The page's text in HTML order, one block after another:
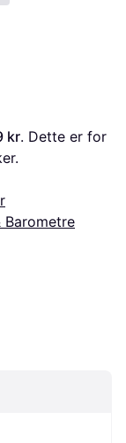
kr. Dette er for
Barometre